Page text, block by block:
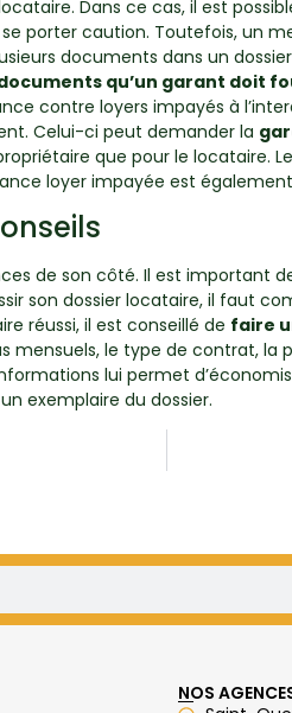
Dans ce cas, il est
porter caution. Toutefois, un
documents dans un
qu’un garant doit
contre loyers impayés à
Celui-ci peut demander la
que pour le
loyer impayée est
de son côté. Il est important
son dossier locataire, il faut
réussi, il est conseillé de faire
le type de contrat,
lui permet
exemplaire du dossier.
NOS